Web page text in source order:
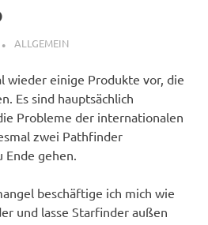
ALLGEMEIN
wieder einige Produkte vor, die
Es sind hauptsächlich
Probleme der internationalen
zwei Pathfinder
gehen.
beschäftige ich mich wie
und lasse Starfinder außen